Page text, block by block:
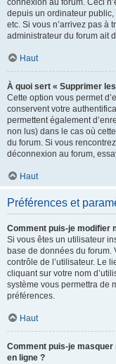
connexion au forum. Ceci
depuis un ordinateur
etc. Si vous n’arrivez pas à
administrateur du forum ait
Haut
À quoi sert « Supprimer
Cette option vous permet
conservent votre
permettent également
non lus) dans le cas où
du forum. Si vous
déconnexion au forum,
Haut
Préférences et
Comment puis-je modifier
Si vous êtes un utilisateur
base de données du forum.
contrôle de l’utilisateur. Le
cliquant sur votre nom
système vous permettra de
préférences.
Haut
Comment puis-je masquer
en ligne ?